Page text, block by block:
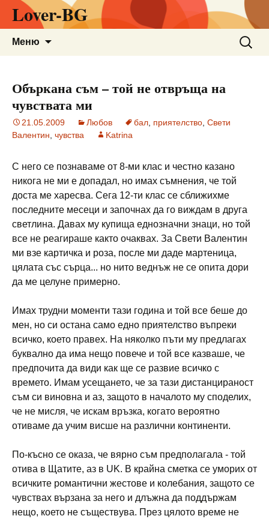
Lover-BG
Меню
за:
Объркана съм – той не отвръща на
чувствата ми
21.05.2009 Любов бал приятелство Свети
Валентин чувства Katrina
С него се познаваме от 8-ми клас и честно казано
никога не ми е допадал, но имах съмнения, че той
доста ме харесва. Сега 12-ти клас се сближихме
последните месеци и започнах да го виждам в друга
светлина. Давах му купища еднозначни знаци, но той
все не реагираше както очаквах. За Свети Валентин
ми взе картичка и роза, после ми даде мартеница,
цялата със сърца... но нито веднъж не се опита дори
да ме целуне примерно.
Имах трудни моменти тази година и той все беше до
мен, но си остана само едно приятелство въпреки
всичко, което правех. На няколко пъти му предлагах
буквално да има нещо повече и той все казваше, че
предпочита да види как ще се развие всичко с
времето. Имам усещането, че за тази дистанцираност
съм си виновна и аз, защото в началото му споделих,
че не мисля, че искам връзка, когато вероятно
отиваме да учим висше на различни континенти.
По-късно се оказа, че вярно съм предполагала - той
отива в Щатите, аз в UK. В крайна сметка се уморих от
всичките романтични жестове и колебания, защото се
чувствах вързана за него и длъжна да поддържам
нещо, което не съществува. През цялото време не